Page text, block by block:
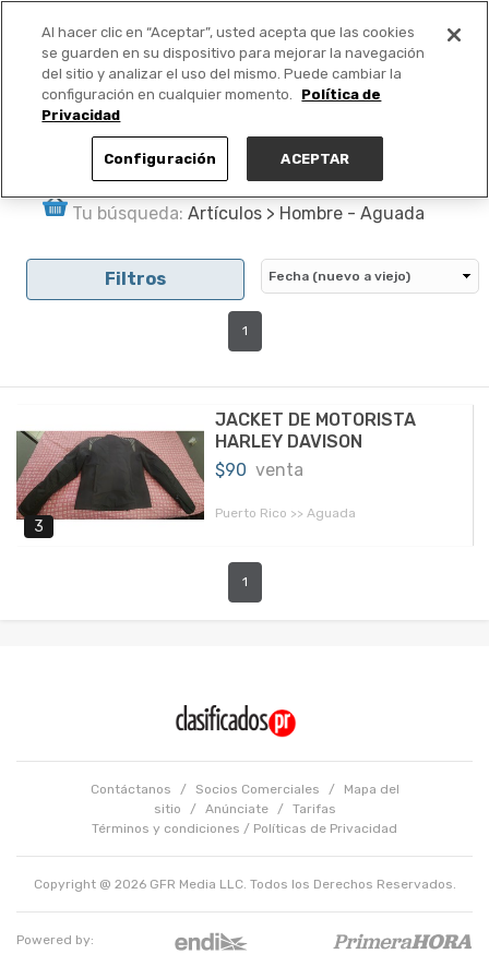
PUBLICA GRATIS +
Tu búsqueda: Artículos > Hombre - Aguada
Filtros
1
3
JACKET DE MOTORISTA
HARLEY DAVISON
$90 venta
Puerto Rico >> Aguada
1
Contáctanos / Socios Comerciales /
Mapa del
sitio
/ Anúnciate /
Tarifas
Términos y condiciones / Políticas de Privacidad
Copyright @ 2026 GFR Media LLC. Todos los Derechos Reservados.
Powered by:
Al hacer clic en “Aceptar”, usted acepta que las cookies
se guarden en su dispositivo para mejorar la navegación
del sitio y analizar el uso del mismo. Puede cambiar la
configuración en cualquier momento.
Política de
Privacidad
Configuración ACEPTAR